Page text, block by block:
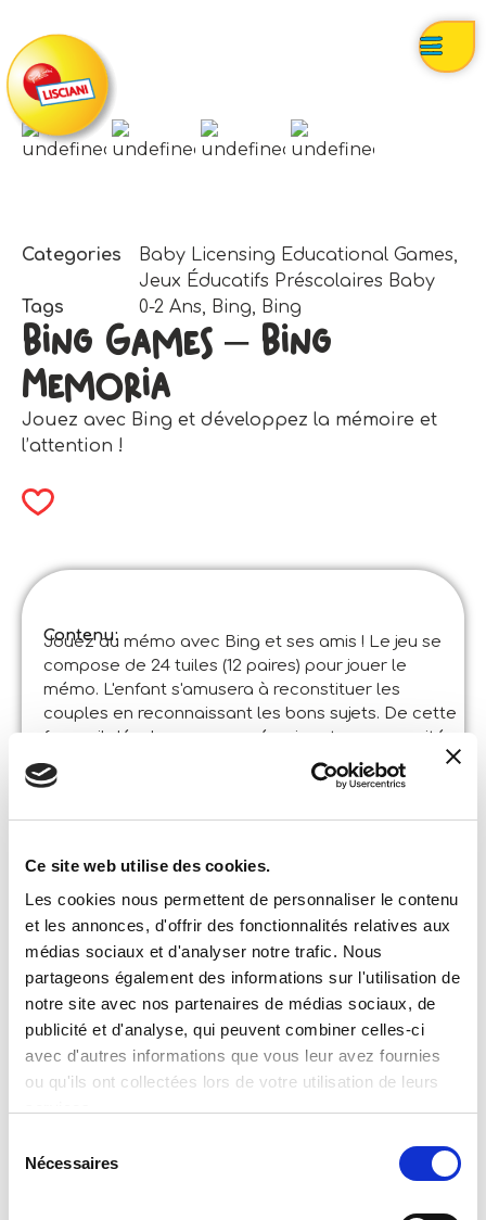
Ce site web utilise des cookies.
Les cookies nous permettent de personnaliser le contenu
et les annonces, d'offrir des fonctionnalités relatives aux
médias sociaux et d'analyser notre trafic. Nous
partageons également des informations sur l'utilisation de
notre site avec nos partenaires de médias sociaux, de
publicité et d'analyse, qui peuvent combiner celles-ci
avec d'autres informations que vous leur avez fournies
ou qu'ils ont collectées lors de votre utilisation de leurs
Nécessaires
Categories Baby Licensing Educational Games,
Jeux Éducatifs Préscolaires Baby
Tags
0-2 Ans, Bing, Bing
Bing Games – Bing
Memoria
Jouez avec Bing et développez la mémoire et
l’attention !
Contenu:
Jouez au mémo avec Bing et ses amis ! Le jeu se
compose de 24 tuiles (12 paires) pour jouer le
mémo. L'enfant s'amusera à reconstituer les
couples en reconnaissant les bons sujets. De cette
façon, il développera sa mémoire et ses capacités
d'attention !
Code:
Recherche et Formation. ©Liscianigiochi, S.Atto,
Teramo, Italy
Contenu et détails:
24 tuiles mémo – instructions
Format de la boîte
Largeur :
18,800
Hauteur :
18,800
Profondeur :
Assistance
service à l’adresse suivante: